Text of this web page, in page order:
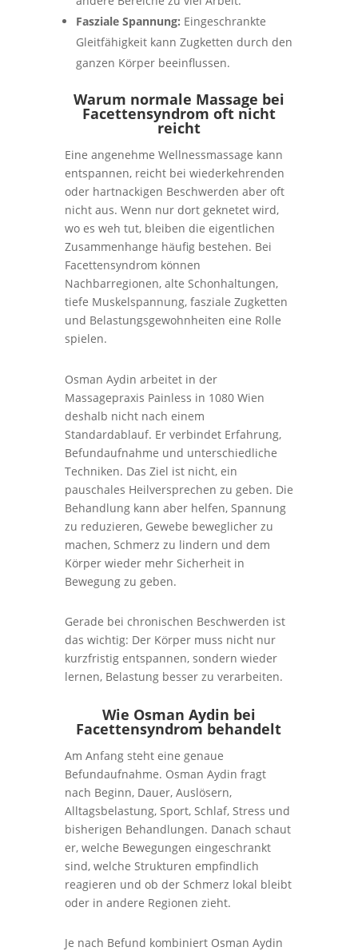
Fasziale Spannung: Eingeschrankte
Gleitfähigkeit kann Zugketten durch den
ganzen Körper beeinflussen.
Warum normale Massage bei
Facettensyndrom oft nicht
reicht
Eine angenehme Wellnessmassage kann
entspannen, reicht bei wiederkehrenden
oder hartnackigen Beschwerden aber oft
nicht aus. Wenn nur dort geknetet wird,
wo es weh tut, bleiben die eigentlichen
Zusammenhange häufig bestehen. Bei
Facettensyndrom können
Nachbarregionen, alte Schonhaltungen,
tiefe Muskelspannung, fasziale Zugketten
und Belastungsgewohnheiten eine Rolle
spielen.
Osman Aydin arbeitet in der
Massagepraxis Painless in 1080 Wien
deshalb nicht nach einem
Standardablauf. Er verbindet Erfahrung,
Befundaufnahme und unterschiedliche
Techniken. Das Ziel ist nicht, ein
pauschales Heilversprechen zu geben. Die
Behandlung kann aber helfen, Spannung
zu reduzieren, Gewebe beweglicher zu
machen, Schmerz zu lindern und dem
Körper wieder mehr Sicherheit in
Bewegung zu geben.
Gerade bei chronischen Beschwerden ist
das wichtig: Der Körper muss nicht nur
kurzfristig entspannen, sondern wieder
lernen, Belastung besser zu verarbeiten.
Wie Osman Aydin bei
Facettensyndrom behandelt
Am Anfang steht eine genaue
Befundaufnahme. Osman Aydin fragt
nach Beginn, Dauer, Auslösern,
Alltagsbelastung, Sport, Schlaf, Stress und
bisherigen Behandlungen. Danach schaut
er, welche Bewegungen eingeschrankt
sind, welche Strukturen empfindlich
reagieren und ob der Schmerz lokal bleibt
oder in andere Regionen zieht.
Je nach Befund kombiniert Osman Aydin